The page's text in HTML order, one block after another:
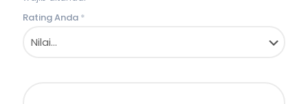
Rating Anda *